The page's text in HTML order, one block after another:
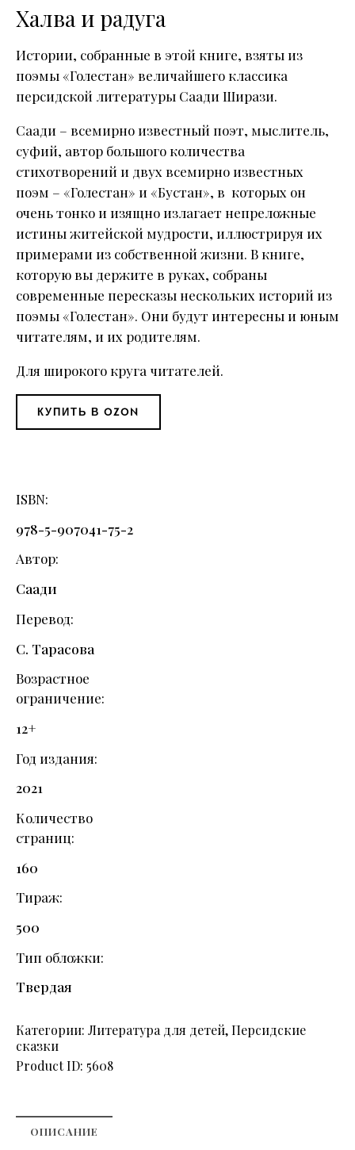
Халва и радуга
Истории, собранные в этой книге, взяты из
поэмы «Голестан» величайшего классика
персидской литературы Саади Ширази.
Саади – всемирно известный поэт, мыслитель,
суфий, автор большого количества
стихотворений и двух всемирно известных
поэм – «Голестан» и «Бустан», в которых он
очень тонко и изящно излагает непреложные
истины житейской мудрости, иллюстрируя их
примерами из собственной жизни. В книге,
которую вы держите в руках, собраны
современные пересказы нескольких историй из
поэмы «Голестан». Они будут интересны и юным
читателям, и их родителям.
Для широкого круга читателей.
КУПИТЬ В OZON
ISBN
978-5-907041-75-2
Автор
Саади
Перевод
С. Тарасова
Возрастное
ограничение
12+
Год издания
2021
Количество
страниц
160
Тираж
500
Тип обложки
Твердая
Категории: Литература для детей,Персидские
сказки
Product ID: 5608
ОПИСАНИЕ